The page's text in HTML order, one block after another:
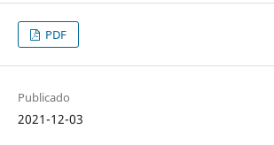
PDF
Publicado
2021-12-03